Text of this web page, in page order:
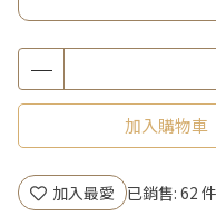
加入購物車
加入最愛 已銷售: 62 件